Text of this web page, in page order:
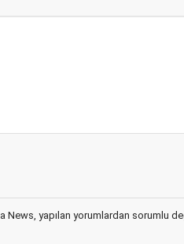
yapılan yorumlardan sorumlu